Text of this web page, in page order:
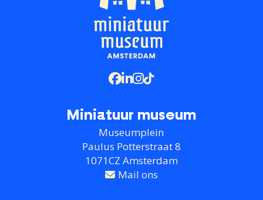
Miniatuur museum
Museumplein
Paulus Potterstraat 8
1071CZ Amsterdam
Mail ons